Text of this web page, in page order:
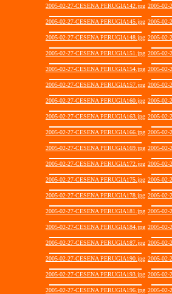
2005-02-27-CESENA PERUGIA142.jpg 2005-02-
2005-02-27-CESENA PERUGIA145.jpg 2005-02-
2005-02-27-CESENA PERUGIA148.jpg 2005-02-
2005-02-27-CESENA PERUGIA151.jpg 2005-02-
2005-02-27-CESENA PERUGIA154.jpg 2005-02-
2005-02-27-CESENA PERUGIA157.jpg 2005-02-
2005-02-27-CESENA PERUGIA160.jpg 2005-02-
2005-02-27-CESENA PERUGIA163.jpg 2005-02-
2005-02-27-CESENA PERUGIA166.jpg 2005-02-
2005-02-27-CESENA PERUGIA169.jpg 2005-02-
2005-02-27-CESENA PERUGIA172.jpg 2005-02-
2005-02-27-CESENA PERUGIA175.jpg 2005-02-
2005-02-27-CESENA PERUGIA178.jpg 2005-02-
2005-02-27-CESENA PERUGIA181.jpg 2005-02-
2005-02-27-CESENA PERUGIA184.jpg 2005-02-
2005-02-27-CESENA PERUGIA187.jpg 2005-02-
2005-02-27-CESENA PERUGIA190.jpg 2005-02-
2005-02-27-CESENA PERUGIA193.jpg 2005-02-
2005-02-27-CESENA PERUGIA196.jpg 2005-02-